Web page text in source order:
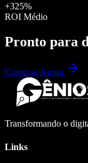
+325%
ROI Médio
Pronto para
Começar Agora
Transformando o
Links